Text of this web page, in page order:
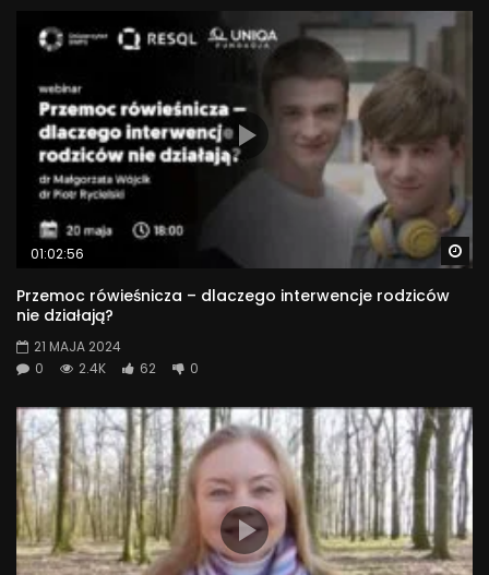
01:02:56
Przemoc rówieśnicza – dlaczego interwencje rodziców
nie działają?
21 MAJA 2024
0
2.4K 62 0